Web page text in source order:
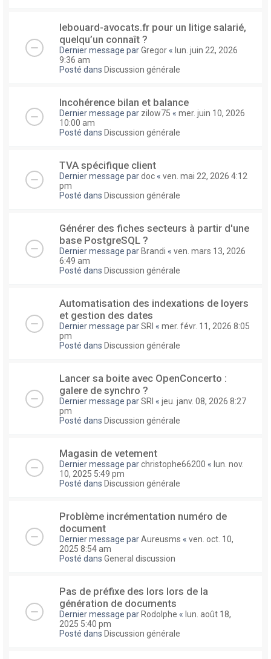
lebouard-avocats.fr pour un litige salarié,
quelqu’un connaît ?
Dernier message parGregor « lun. juin 22, 2026
9:36 am
Posté dans Discussion générale
Incohérence bilan et balance
Dernier message par zilow75 « mer. juin 10, 2026
10:00 am
Posté dans Discussion générale
TVA spécifique client
Dernier message pardoc « ven. mai 22, 2026 4:12
pm
Posté dans Discussion générale
Générer des fiches secteurs à partir d'une
base PostgreSQL ?
Dernier message par Brandi « ven. mars 13, 2026
6:49 am
Posté dans Discussion générale
Automatisation des indexations de loyers
et gestion des dates
Dernier message parSRI « mer. févr. 11, 2026 8:05
pm
Posté dans Discussion générale
Lancer sa boite avec OpenConcerto :
galere de synchro ?
Dernier message parSRI « jeu. janv. 08, 2026 8:27
pm
Posté dans Discussion générale
Magasin de vetement
Dernier message parchristophe66200 « lun. nov.
10, 2025 5:49 pm
Posté dans Discussion générale
Problème incrémentation numéro de
document
Dernier message parAureusms « ven. oct. 10,
2025 8:54 am
Posté dans General discussion
Pas de préfixe des lors lors de la
génération de documents
Dernier message par Rodolphe « lun. août 18,
2025 5:40 pm
Posté dans Discussion générale